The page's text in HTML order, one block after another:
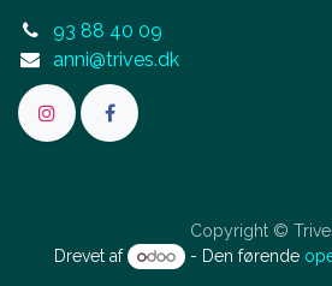
93 88 40 09
anni@trives.dk
Copyright ©
Drevet af
- Den førende